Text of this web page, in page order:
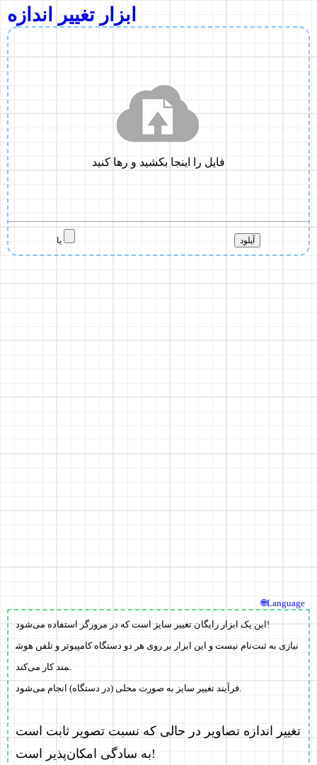
ابزار تغییر اندازه
این یک ابزار رایگان تغییر سایز است که در مرورگر استفاده می‌شود!
نیازی به ثبت‌نام نیست و این ابزار بر روی هر دو دستگاه کامپیوتر و تلفن هوش
مند کار می‌کند.
فرآیند تغییر سایز به صورت محلی (در دستگاه) انجام می‌شود.
تغییر اندازه تصاویر در حالی که نسبت تصویر ثابت است
به سادگی امکان‌پذیر است!
🌐Language